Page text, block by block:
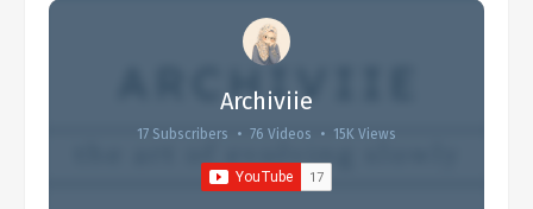
Archiviie
17 Subscribers • 76 Videos • 15K Views